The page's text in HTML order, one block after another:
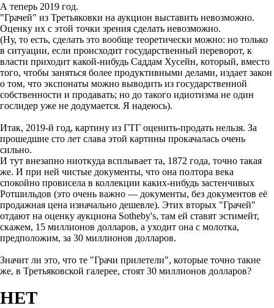
А теперь 2019 год.
"Грачей" из Третьяковки на аукцион выставить невозможно.
Оценку их с этой точки зрения сделать невозможно.
(Ну, то есть, сделать это вообще теоретически можно: но только
в ситуации, если происходит государственный переворот, к
власти приходит какой-нибудь Саддам Хусейн, который, вместо
того, чтобы заняться более продуктивными делами, издает закон
о том, что экспонаты можно выводить из государственной
собственности и продавать; но до такого идиотизма не один
гослидер уже не додумается. Я надеюсь).
Итак, 2019-й год, картину из ГТГ оценить-продать нельзя. За
прошедшие сто лет слава этой картины прокачалась очень
сильно.
И тут внезапно ниоткуда всплывает та, 1872 года, точно такая
же. И при ней чистые документы, что она полтора века
спокойно провисела в коллекции каких-нибудь застенчивых
Ротшильдов (это очень важно — документы, без документов её
продажная цена изначально дешевле). Этих вторых "Грачей"
отдают на оценку аукциона Sotheby's, там ей ставят эстимейт,
скажем, 15 миллионов долларов, а уходит она с молотка,
предположим, за 30 миллионов долларов.
Значит ли это, что те "Грачи прилетели", которые точно такие
же, в Третьяковской галерее, стоят 30 миллионов долларов?
НЕТ